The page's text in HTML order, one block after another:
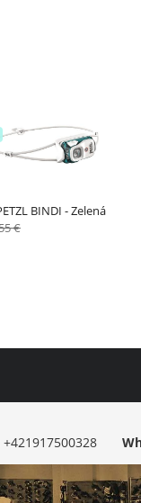
BINDI - Zelená
€
+421917500328